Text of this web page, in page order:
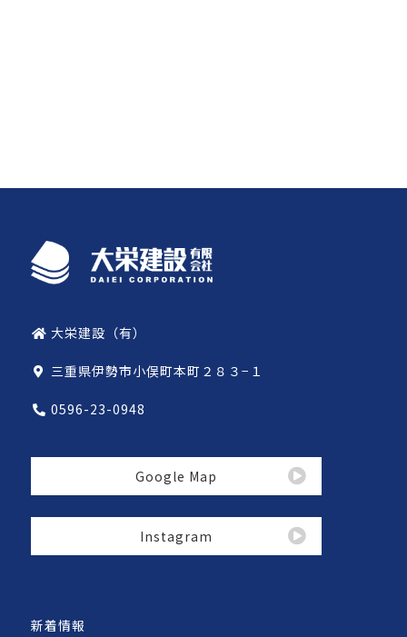
大栄建設（有）
三重県伊勢市小俣町本町２８３−１
0596-23-0948
Google Map
Instagram
新着情報